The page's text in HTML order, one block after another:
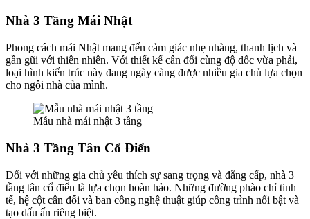
Nhà 3 Tầng Mái Nhật
Phong cách mái Nhật mang đến cảm giác nhẹ nhàng, thanh lịch và
gần gũi với thiên nhiên. Với thiết kế cân đối cùng độ dốc vừa phải,
loại hình kiến trúc này đang ngày càng được nhiều gia chủ lựa chọn
cho ngôi nhà của mình.
Mẫu nhà mái nhật 3 tầng
Nhà 3 Tầng Tân Cổ Điển
Đối với những gia chủ yêu thích sự sang trọng và đẳng cấp, nhà 3
tầng tân cổ điển là lựa chọn hoàn hảo. Những đường phào chỉ tinh
tế, hệ cột cân đối và ban công nghệ thuật giúp công trình nổi bật và
tạo dấu ấn riêng biệt.